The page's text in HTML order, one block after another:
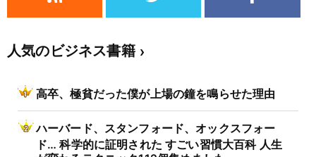
人気のビジネス書籍
高卒、極貧だった僕が上場の鐘を鳴らせた理由
ハーバード、スタンフォード、オックスフォー
ド… 科学的に証明された すごい習慣大百科 人生